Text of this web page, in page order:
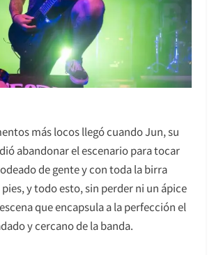
más locos llegó cuando Jun, su
abandonar el escenario para tocar
de gente y con toda la birra
y todo esto, sin perder ni un ápice
que encapsula a la perfección el
y cercano de la banda.